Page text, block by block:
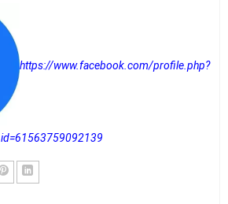
https://www.facebook.com/profile.php?
id=61563759092139